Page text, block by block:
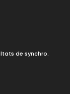
de synchro.